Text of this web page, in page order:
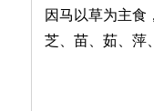
因马以草为主食
芝、苗、茹、萍